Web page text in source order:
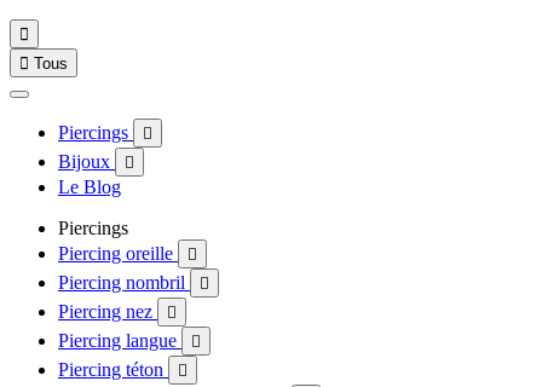

 Tous
Piercings 
Bijoux 
Le Blog
Piercings
Piercing oreille

Piercing nombril 
Piercing nez 
Piercing langue 
Piercing téton 